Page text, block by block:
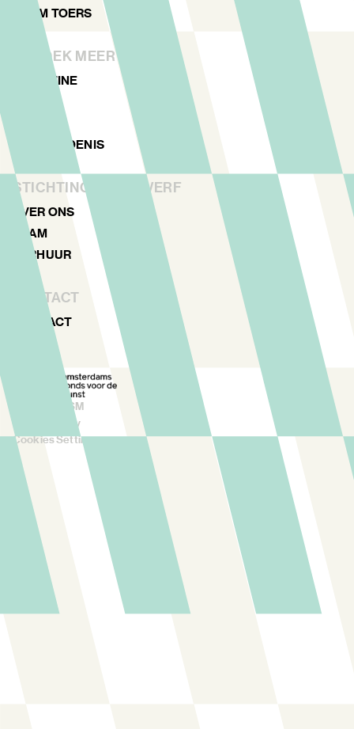
NDSM TOERS
ONTDEK MEER
MAGAZINE
ARCHIEF
GESCHIEDENIS
STICHTING NDSM-WERF
OVER ONS
TEAM
VERHUUR
CONTACT
CONTACT
NDSM
Privacy Policy
Cookies Settings